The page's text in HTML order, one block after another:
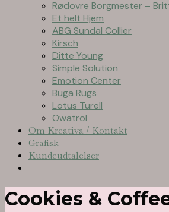
Rødovre Borgmester –
Et helt Hjem
ABG Sundal Collier
Kirsch
Ditte Young
Simple Solution
Emotion Center
Buga Rugs
Lotus Turell
Owatrol
Om Kreativa / Kontakt
Grafisk
Kundeudtalelser
Cookies &